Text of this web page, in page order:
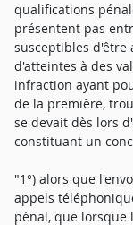
qualifications
présentent pas
susceptibles d'être
d'atteintes à des
infraction ayant
de la première,
se devait dès lors
constituant un
"1°) alors que
appels
pénal, que lorsque